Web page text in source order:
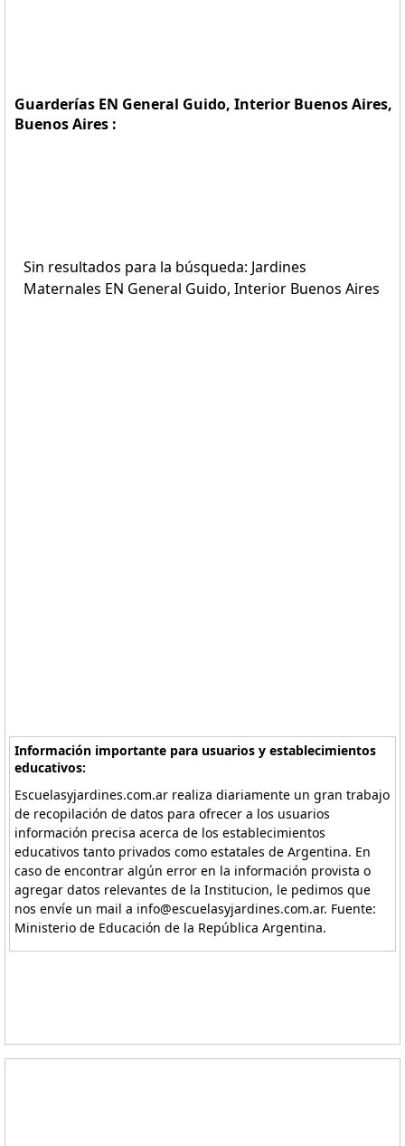
Guarderías EN General Guido, Interior Buenos Aires,
Buenos Aires :
Sin resultados para la búsqueda: Jardines
Maternales EN General Guido, Interior Buenos Aires
Información importante para usuarios y establecimientos
educativos:
Escuelasyjardines.com.ar realiza diariamente un gran trabajo
de recopilación de datos para ofrecer a los usuarios
información precisa acerca de los establecimientos
educativos tanto privados como estatales de Argentina. En
caso de encontrar algún error en la información provista o
agregar datos relevantes de la Institucion, le pedimos que
nos envíe un mail a info@escuelasyjardines.com.ar. Fuente:
Ministerio de Educación de la República Argentina.